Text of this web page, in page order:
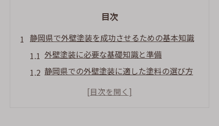
目次
静岡県で外壁塗装を成功させるための基本知識
外壁塗装に必要な基礎知識と準備
静岡県での外壁塗装に適した塗料の選び方
地域の気候を考慮した施工スケジュールの